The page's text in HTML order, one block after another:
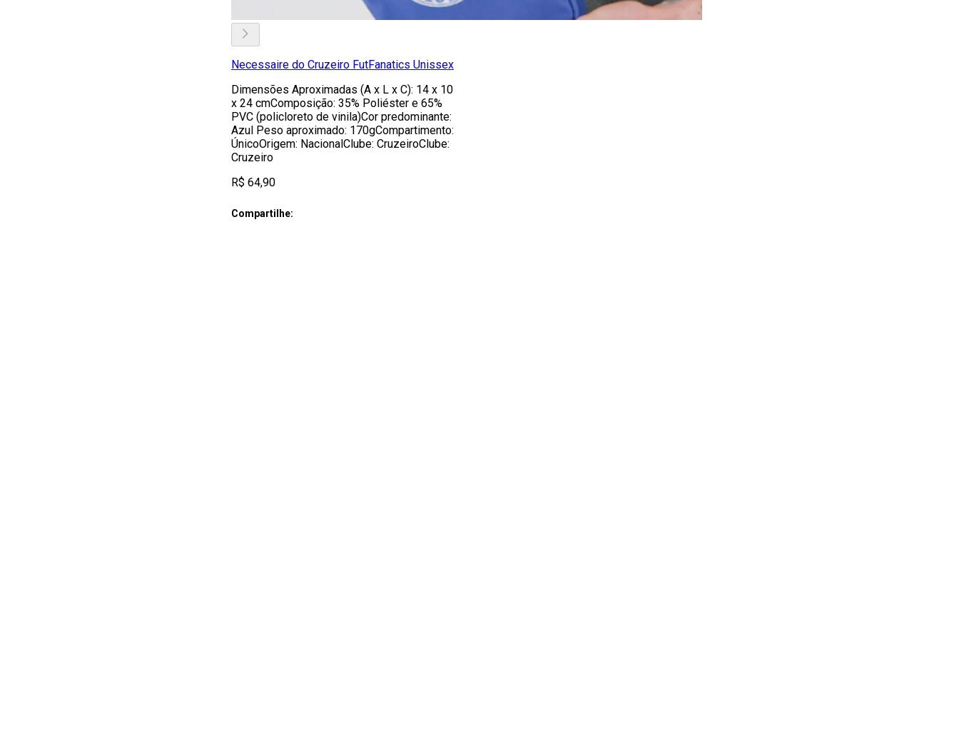
Necessaire do Cruzeiro FutFanatics Unissex
Dimensões Aproximadas (A x L x C): 14 x 10
x 24 cmComposição: 35% Poliéster e 65%
PVC (policloreto de vinila)Cor predominante:
Azul Peso aproximado: 170gCompartimento:
ÚnicoOrigem: NacionalClube: CruzeiroClube:
Cruzeiro
R$ 64,90
Compartilhe: